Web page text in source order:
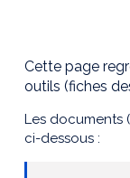
Cette page
outils (fiches
Les documents
ci-dessous :